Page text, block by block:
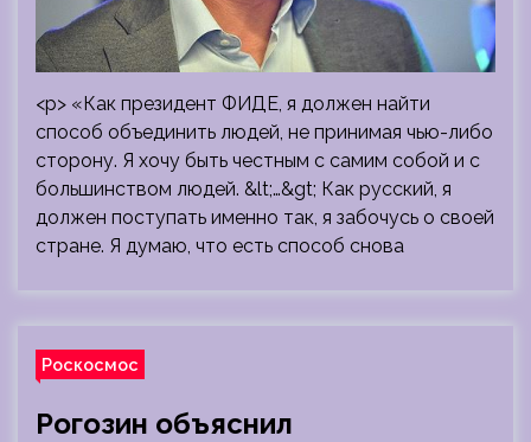
<p> «Как президент ФИДЕ, я должен найти
способ объединить людей, не принимая чью-либо
сторону. Я хочу быть честным с самим собой и с
большинством людей. &lt;…&gt; Как русский, я
должен поступать именно так, я забочусь о своей
стране. Я думаю, что есть способ снова
Роскосмос
Рогозин объяснил